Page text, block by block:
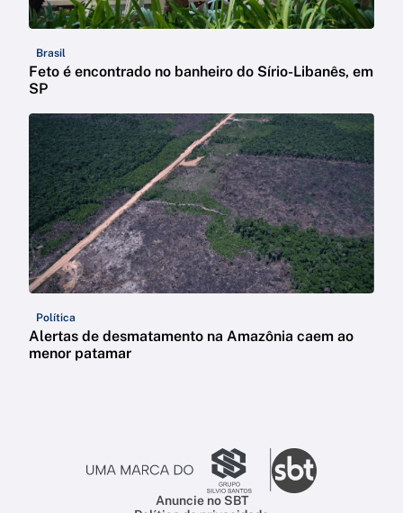
Brasil
Feto é encontrado no banheiro do Sírio-Libanês, em
SP
Política
Alertas de desmatamento na Amazônia caem ao
menor patamar
Anuncie no SBT